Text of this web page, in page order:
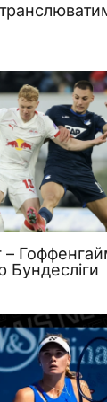
Бундесліги